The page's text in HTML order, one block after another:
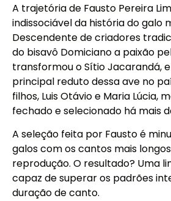
A trajetória de Fausto Pereira
indissociável da história do galo
Descendente de criadores
do bisavô Domiciano a paixão
transformou o Sítio Jacarandá,
principal reduto dessa ave no
filhos, Luis Otávio e Maria Lúcia,
fechado e selecionado há mais
A seleção feita por Fausto é
galos com os cantos mais
reprodução. O resultado? Uma
capaz de superar os padrões
duração de canto.